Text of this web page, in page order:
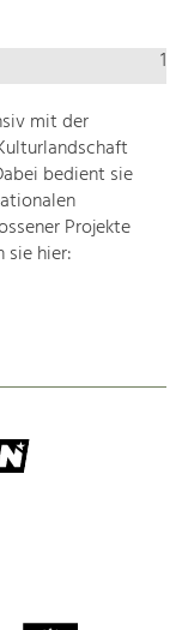
1
mit der
bedient sie
Projekte
sie hier: